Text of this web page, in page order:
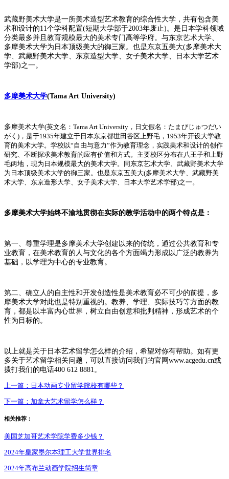
武藏野美术大学是一所美术造型艺术教育的综合性大学，共有包含美
术和设计的11个学科配置(短期大学部于2003年废止)。是日本学科领域
分类最多并且教育规模最大的美术专门高等学府。与东京艺术大学、
多摩美术大学为日本顶级美大的御三家。也是东京五美大(多摩美术大
学、武藏野美术大学、东京造型大学、女子美术大学、日本大学艺术
学部)之一。
多摩美术大学(Tama Art University)
多摩美术大学(英文名：Tama Art University，日文假名：たまびじゅつだい
がく)，是于1935年建立于日本东京都世田谷区上野毛，1953年开设大学教
育的美术大学。学校以“自由与意力”作为教育理念，实践美术和设计的创作
研究、不断探求美术教育的应有价值和方式。主要校区分布在八王子和上野
毛两地，现为日本规模最大的美术大学。同东京艺术大学、武藏野美术大学
为日本顶级美术大学的御三家。也是东京五美大(多摩美术大学、武藏野美
术大学、东京造形大学、女子美术大学、日本大学艺术学部)之一。
多摩美术大学始终不渝地贯彻在实际的教学活动中的两个特点是：
第一、尊重学理是多摩美术大学创建以来的传统，通过公共教育和专
业教育，在美术教育的人与文化的各个方面竭力形成以广泛的教养为
基础，以学理为中心的专业教育。
第二、确立人的自主性和开发创造性是美术教育必不可少的前提，多
摩美术大学对此也是特别重视的。教养、学理、实际技巧等方面的教
育，都是以丰富内心世界，树立自由创意和批判精神，形成艺术的个
性为目标的。
以上就是关于日本艺术留学怎么样的介绍，希望对你有帮助。如有更
多关于艺术留学相关问题，可以直接访问我们的官网www.acgedu.cn或
拨打我们的电话400 612 8881。
上一篇： 日本动画专业留学院校有哪些？
下一篇： 加拿大艺术留学怎么样？
相关推荐：
美国芝加哥艺术学院学费多少钱？
2024年皇家墨尔本理工大学世界排名
2024年高布兰动画学院招生简章